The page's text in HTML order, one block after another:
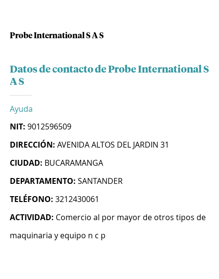
Probe International S A S
Datos de contacto de Probe International S
A S
Ayuda
NIT: 9012596509
DIRECCIÓN: AVENIDA ALTOS DEL JARDIN 31
CIUDAD: BUCARAMANGA
DEPARTAMENTO: SANTANDER
TELÉFONO: 3212430061
ACTIVIDAD: Comercio al por mayor de otros tipos de
maquinaria y equipo n c p